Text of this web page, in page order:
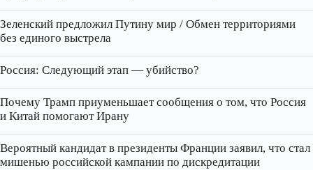
Зеленский предложил Путину мир / Обмен территориями
без единого выстрела
Россия: Следующий этап — убийство?
Почему Трамп приуменьшает сообщения о том, что Россия
и Китай помогают Ирану
Вероятный кандидат в президенты Франции заявил, что стал
мишенью российской кампании по дискредитации